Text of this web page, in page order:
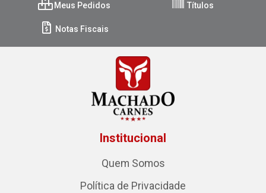
Meus Pedidos Títulos
Notas Fiscais
Institucional
Quem Somos
Política de Privacidade